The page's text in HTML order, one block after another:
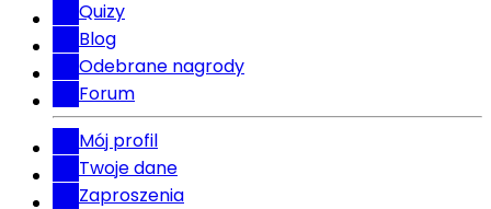
Quizy
Blog
Odebrane nagrody
Forum
Mój profil
Twoje dane
Zaproszenia